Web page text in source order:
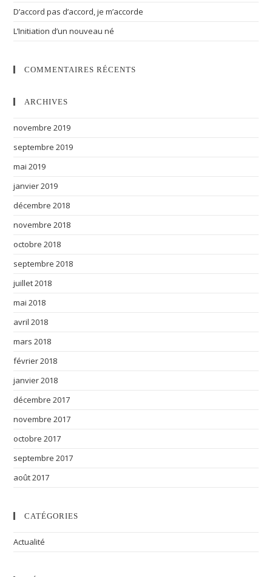
D’accord pas d’accord, je m’accorde
L’Initiation d’un nouveau né
COMMENTAIRES RÉCENTS
ARCHIVES
novembre 2019
septembre 2019
mai 2019
janvier 2019
décembre 2018
novembre 2018
octobre 2018
septembre 2018
juillet 2018
mai 2018
avril 2018
mars 2018
février 2018
janvier 2018
décembre 2017
novembre 2017
octobre 2017
septembre 2017
août 2017
CATÉGORIES
Actualité